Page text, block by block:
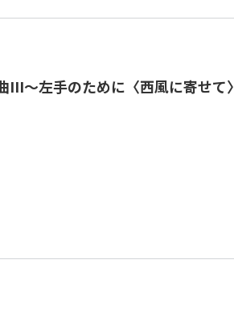
III～左手のために〈西風に寄せて〉